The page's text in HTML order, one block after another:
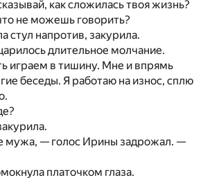
как сложилась твоя жизнь?
не можешь говорить?
стул напротив, закурила.
длительное молчание.
играем в тишину. Мне и впрямь
беседы. Я работаю на износ, сплю
мужа, — голос Ирины задрожал. —
платочком глаза.